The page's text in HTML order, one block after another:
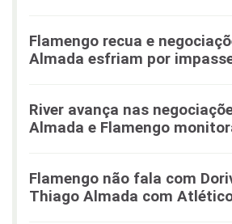
Flamengo recua e
Almada esfriam por
River avança nas
Almada e Flamengo
Flamengo não fala com
Thiago Almada com